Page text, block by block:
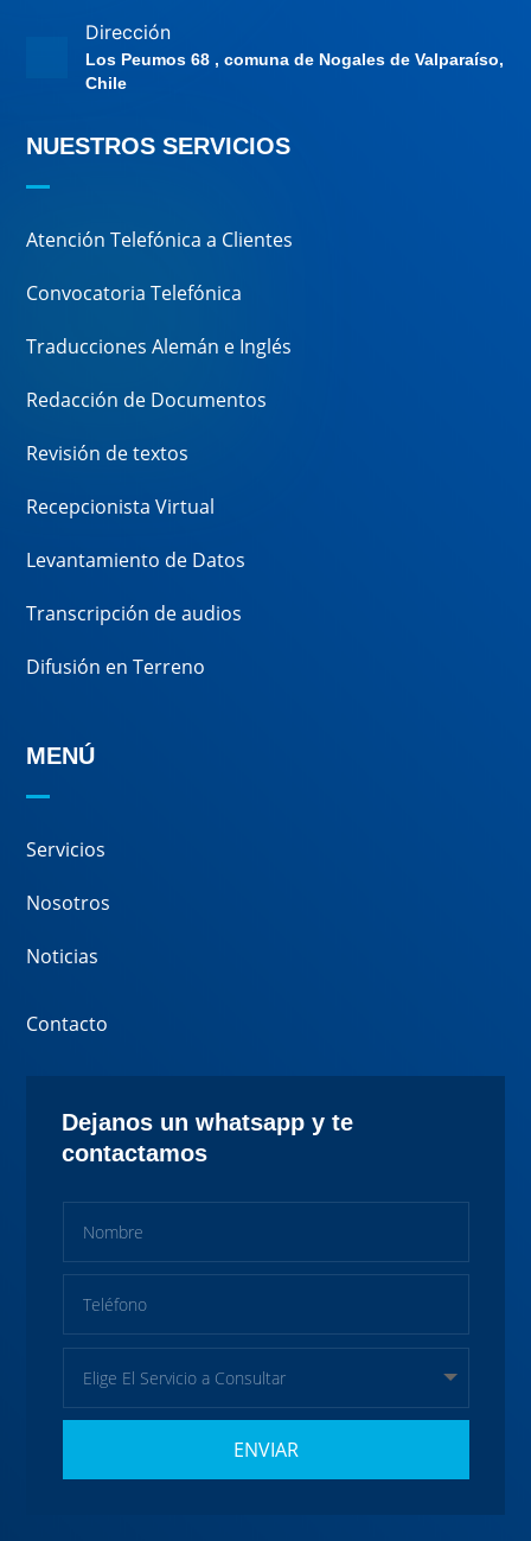
Dirección
Los Peumos 68 , comuna de Nogales de Valparaíso,
Chile
NUESTROS SERVICIOS
Atención Telefónica a Clientes
Convocatoria Telefónica
Traducciones Alemán e Inglés
Redacción de Documentos
Revisión de textos
Recepcionista Virtual
Levantamiento de Datos
Transcripción de audios
Difusión en Terreno
MENÚ
Servicios
Nosotros
Noticias
Contacto
Dejanos un whatsapp y te
contactamos
ENVIAR